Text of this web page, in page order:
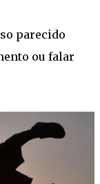
parecido
ou falar